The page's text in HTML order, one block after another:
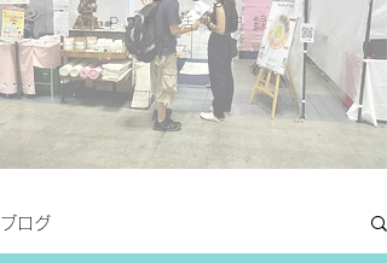
PJF ​活動記録
ブログ